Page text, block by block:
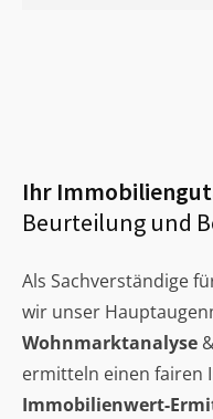
Ihr
Beurteilung und
Als Sachverständige
wir unser
Wohnmarktanalyse
ermitteln einen fairen
Immobilienwert-